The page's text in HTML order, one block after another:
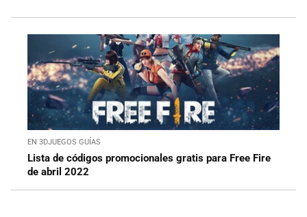
EN 3DJUEGOS GUÍAS
Lista de códigos promocionales gratis para Free Fire
de abril 2022